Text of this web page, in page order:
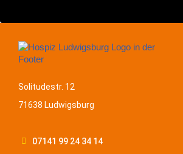
Solitudestr. 12
71638 Ludwigsburg
07141 99 24 34 14